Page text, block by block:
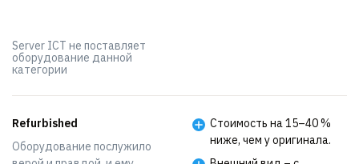
Server ICT не поставляет
оборудование данной
категории
Refurbished
Оборудование послужило
Стоимость на 15–40 %
ниже, чем у оригинала.